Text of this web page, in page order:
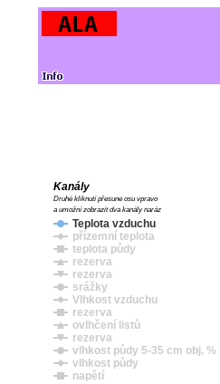
Teplota vzduchu
přízemní teplota
teplota půdy
rezerva
rezerva
srážky
Vlhkost vzduchu
rezerva
ovlhčení listů
rezerva
vlhkost půdy 5-35 cm obj. %
vlhkost půdy
napětí
Kanály
Druhé kliknutí přesune osu vpravo
a umožní zobrazit dva kanály naráz